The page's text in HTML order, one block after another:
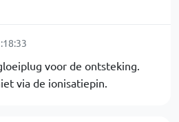
voor de ontsteking.
via de ionisatiepin.